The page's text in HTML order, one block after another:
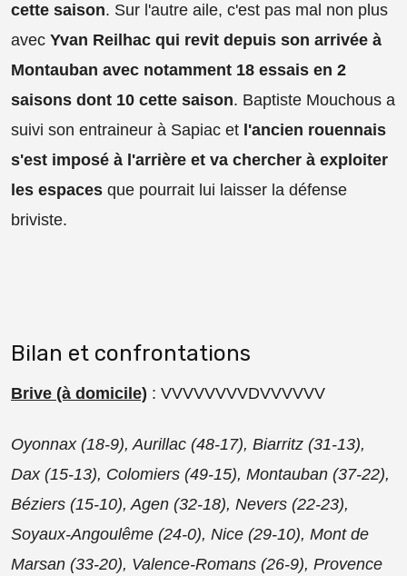
cette saison. Sur l'autre aile, c'est pas mal non plus
avec Yvan Reilhac qui revit depuis son arrivée à
Montauban avec notamment 18 essais en 2
saisons dont 10 cette saison. Baptiste Mouchous a
suivi son entraineur à Sapiac et l'ancien rouennais
s'est imposé à l'arrière et va chercher à exploiter
les espaces que pourrait lui laisser la défense
briviste.
Bilan et confrontations
Brive (à domicile) : VVVVVVVVDVVVVVV
Oyonnax (18-9), Aurillac (48-17), Biarritz (31-13),
Dax (15-13), Colomiers (49-15), Montauban (37-22),
Béziers (15-10), Agen (32-18), Nevers (22-23),
Soyaux-Angoulême (24-0), Nice (29-10), Mont de
Marsan (33-20), Valence-Romans (26-9), Provence